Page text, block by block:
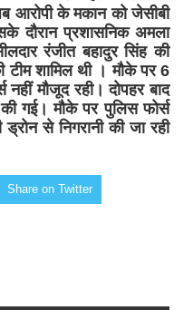
आरोपी के मकान को जेसीबी
दौरान प्रशासनिक अमला
रंजीत बहादुर सिंह की
शामिल थी । मौके पर 6
नहीं मौजूद रही। दोपहर बाद
गई। मौके पर पुलिस फोर्स
से निगरानी की जा रही
Share on Twitter